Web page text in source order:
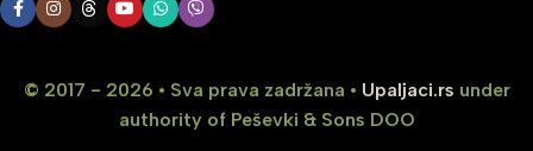
© 2017 - 2026 • Sva prava zadržana • Upaljaci.rs under
authority of Peševki & Sons DOO